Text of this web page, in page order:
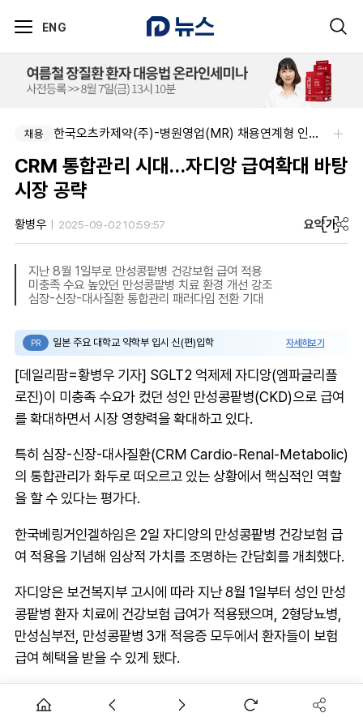
ENG
채용 주식회사 에일리크-메디컬 커뮤니케이션 컨설턴트(Associate) / 메디컬라이터 채용
채용 한국오츠카제약(주)-병원영업(MR) 채용연계형 인턴(신입사원) 모집 공고
CRM 통합관리 시대…자디앙 급여확대 바탕
시장 공략
황병우 2025-09-02 10:59:57 요약가
지난 8월 1일부로 만성콩팥병 건강보험 급여 적용
미충족 수요 높았던 만성콩팥병 치료 환경 개선 강조
심장-신장-대사질환 통합관리 패러다임 전환 기대
PR 일본 주요 대학교 약학부 입시 신(편)입학 자세히보기
[데일리팜=황병우 기자] SGLT2 억제제 자디앙(엠파글리플
로진)이 미충족 수요가 컸던 성인 만성콩팥병(CKD)으로 급여
를 확대하면서 시장 영향력을 확대하고 있다.
특히 심장-신장-대사질환(CRM Cardio-Renal-Metabolic)
의 통합관리가 화두로 떠오르고 있는 상황에서 핵심적인 역할
을 할 수 있다는 평가다.
한국베링거인겔하임은 2일 자디앙의 만성콩팥병 건강보험 급
여 적용을 기념해 임상적 가치를 조명하는 간담회를 개최했다.
자디앙은 보건복지부 고시에 따라 지난 8월 1일부터 성인 만성
콩팥병 환자 치료에 건강보험 급여가 적용됐으며, 2형당뇨병,
만성심부전, 만성콩팥병 3개 적응증 모두에서 환자들이 보험
급여 혜택을 받을 수 있게 됐다.